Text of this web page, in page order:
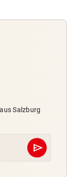
Salzburg
send
Abschicken